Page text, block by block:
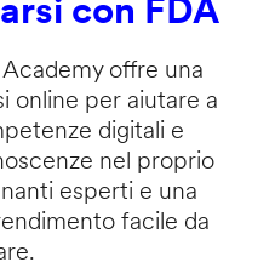
con FDA
offre una
online per aiutare a
digitali e
nel proprio
esperti e una
facile da